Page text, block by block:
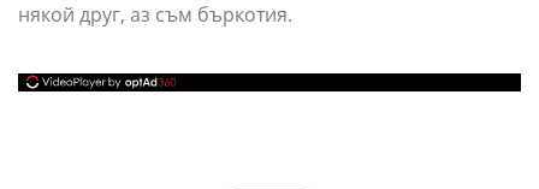
някой друг, аз съм бъркотия.